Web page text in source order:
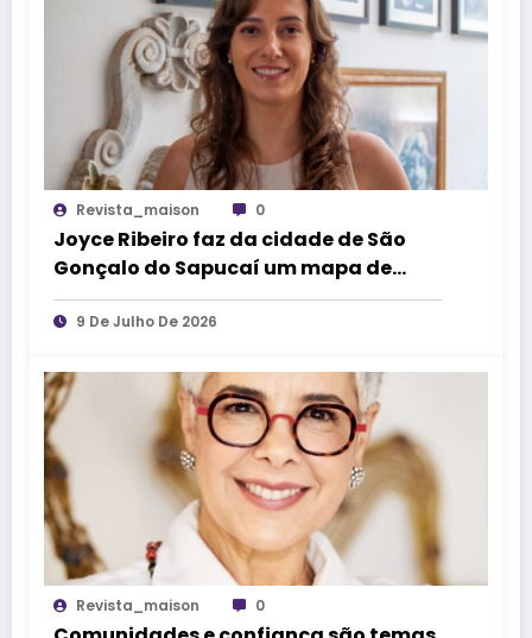
Revista_maison 0
Joyce Ribeiro faz da cidade de São
Gonçalo do Sapucaí um mapa de
causos, memórias e arte
9 De Julho De 2026
Revista_maison 0